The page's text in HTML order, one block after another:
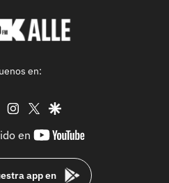
en:
tiktok instagram
twittergoogle
en
youtube-
app en